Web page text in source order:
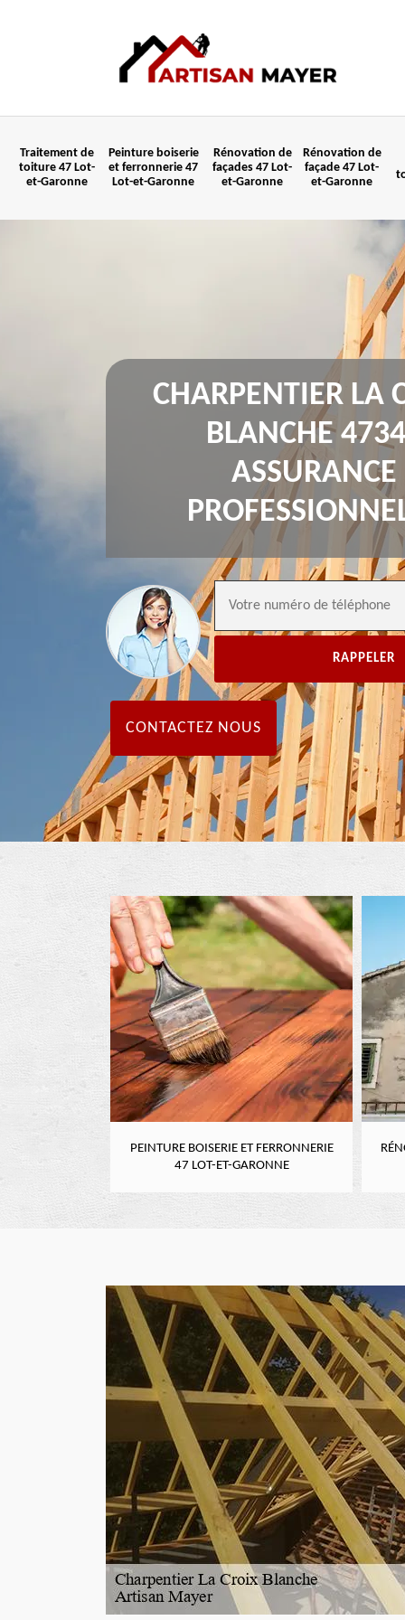
Traitement de
toiture 47 Lot-
et-Garonne
Peinture boiserie
et ferronnerie 47
Lot-et-Garonne
Rénovation de
façades 47 Lot-
et-Garonne
Rénovation de
façade 47 Lot-
et-Garonne
CHARPENTIER LA
BLANCHE
ASSURANCE
CONTACTEZ NOUS
PEINTURE BOISERIE ET FERRONNERIE
47 LOT-ET-GARONNE